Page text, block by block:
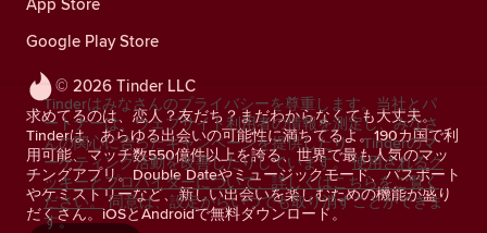
© 2026 Tinder LLC
求めてるのは、恋人？友だち？まだわからなくても大丈夫。
Tinderは、あらゆる出会いの可能性に満ちてるよ。190カ国で利
用可能、マッチ数550億件以上を誇る、世界で最も人気のマッ
チングアプリ。Double Dateやミュージックモード、パスポート
やケミストリーなど、新しい出会いを楽しむための機能が盛り
だくさん。iOSとAndroidで無料ダウンロード。
Google Play Store
Tinderはみなさんのプライバシーを尊重します。当社とパ
ートナーは、ウェブサイト利用者の情報を測定し、みなさ
んの関心に合ったキャンペーンを提供したり、Tinderのマ
ーケティング活動を改善したりしています。 使用されるク
ッキーとプロバイダーについて、詳しくはこちらをご覧く
ださい。 同意は、設定からいつでも取り消すことができま
す。